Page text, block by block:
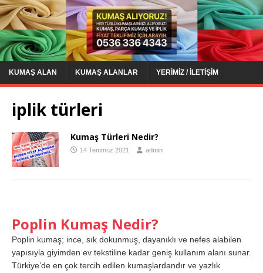
KUMAŞ ALAN KUMAŞ ALANLAR YERIMIZ / İLETIŞIM
iplik türleri
Kumaş Türleri Nedir?
14 Temmuz 2021 admin
Poplin Kumaş Nedir?
Poplin kumaş; ince, sık dokunmuş, dayanıklı ve nefes alabilen
yapısıyla giyimden ev tekstiline kadar geniş kullanım alanı sunar.
Türkiye’de en çok tercih edilen kumaşlardandır ve yazlık